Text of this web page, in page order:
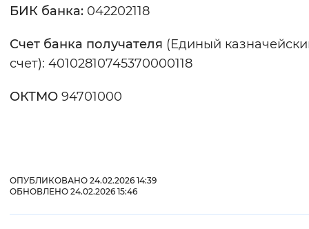
БИК банка: 042202118
Счет банка получателя (Единый
счет): 40102810745370000118
ОКТМО 94701000
ОПУБЛИКОВАНО 24.02.2026 14:39
ОБНОВЛЕНО 24.02.2026 15:46